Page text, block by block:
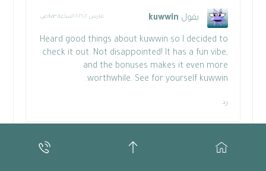
يقول kuwwin
: مارس ٢٠, ٢٠٢٦ الساعة ١١:٥٣ ص
Heard good things about kuwwin so I decided to
check it out. Not disappointed! It has a fun vibe,
and the bonuses makes it even more
worthwhile. See for yourself kuwwin
.
رد
اترك تعليقاً